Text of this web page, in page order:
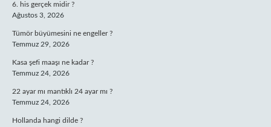
6. his gerçek midir ?
Ağustos 3, 2026
Tümör büyümesini ne engeller ?
Temmuz 29, 2026
Kasa şefi maaşı ne kadar ?
Temmuz 24, 2026
22 ayar mı mantıklı 24 ayar mı ?
Temmuz 24, 2026
Hollanda hangi dilde ?